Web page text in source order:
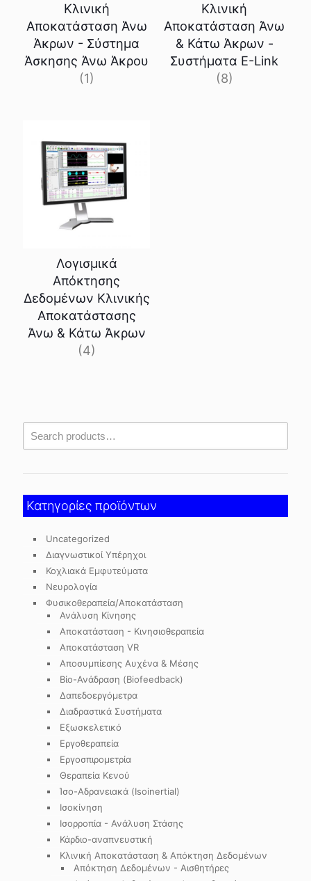
Κλινική
Αποκατάσταση Άνω
Άκρων - Σύστημα
Άσκησης Άνω Άκρου
(1)
Κλινική
Αποκατάσταση Άνω
& Κάτω Άκρων -
Συστήματα E-Link
(8)
Λογισμικά
Απόκτησης
Δεδομένων Κλινικής
Αποκατάστασης
Άνω & Κάτω Άκρων
(4)
Κατηγορίες προϊόντων
Uncategorized
Διαγνωστικοί Υπέρηχοι
Κοχλιακά Εμφυτεύματα
Νευρολογία
Φυσικοθεραπεία/Αποκατάσταση
Ανάλυση Κίνησης
Αποκατάσταση - Κινησιοθεραπεία
Αποκατάσταση VR
Αποσυμπίεσης Αυχένα & Μέσης
Βίο-Ανάδραση (Biofeedback)
Δαπεδοεργόμετρα
Διαδραστικά Συστήματα
Εξωσκελετικό
Εργοθεραπεία
Εργοσπιρομετρία
Θεραπεία Κενού
Ίσο-Αδρανειακά (Isoinertial)
Ισοκίνηση
Ισορροπία - Ανάλυση Στάσης
Κάρδιο-αναπνευστική
Κλινική Αποκατάσταση & Απόκτηση Δεδομένων
Απόκτηση Δεδομένων - Αισθητήρες